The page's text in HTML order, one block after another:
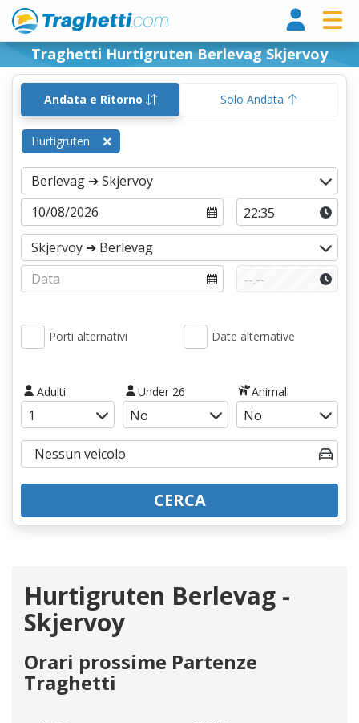
Traghetti Hurtigruten Berlevag Skjervoy
Andata e Ritorno Solo Andata
Hurtigruten
Porti alternativi Date alternative
Adulti Under 26 Animali
CERCA
Hurtigruten Berlevag -
Skjervoy
Orari prossime Partenze
Traghetti